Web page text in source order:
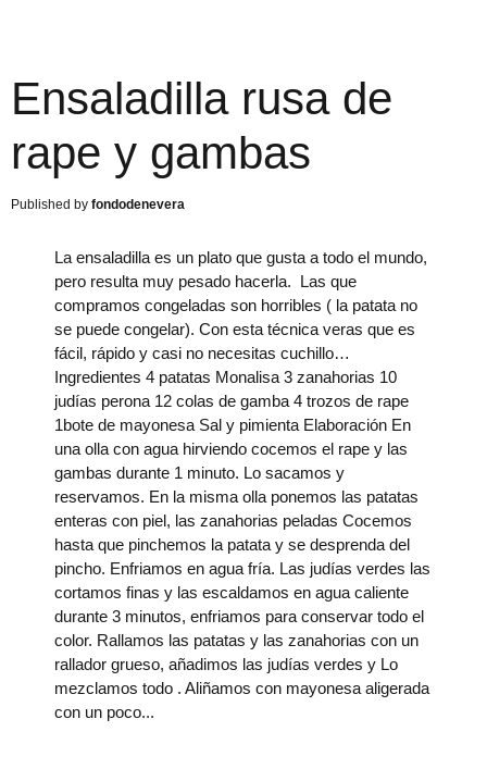
Ensaladilla rusa de
rape y gambas
fondodenevera
La ensaladilla es un plato que gusta a todo el mundo,
pero resulta muy pesado hacerla. Las que
compramos congeladas son horribles ( la patata no
se puede congelar). Con esta técnica veras que es
fácil, rápido y casi no necesitas cuchillo…
Ingredientes 4 patatas Monalisa 3 zanahorias 10
judías perona 12 colas de gamba 4 trozos de rape
1bote de mayonesa Sal y pimienta Elaboración En
una olla con agua hirviendo cocemos el rape y las
gambas durante 1 minuto. Lo sacamos y
reservamos. En la misma olla ponemos las patatas
enteras con piel, las zanahorias peladas Cocemos
hasta que pinchemos la patata y se desprenda del
pincho. Enfriamos en agua fría. Las judías verdes las
cortamos finas y las escaldamos en agua caliente
durante 3 minutos, enfriamos para conservar todo el
color. Rallamos las patatas y las zanahorias con un
rallador grueso, añadimos las judías verdes y Lo
mezclamos todo . Aliñamos con mayonesa aligerada
con un poco